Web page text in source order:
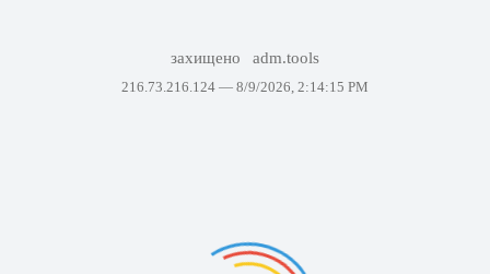
захищено adm.tools
216.73.216.124 — 8/9/2026, 2:14:15 PM